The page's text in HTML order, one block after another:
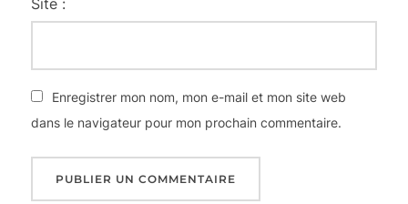
Enregistrer mon nom, mon e-mail et mon site web
dans le navigateur pour mon prochain commentaire.